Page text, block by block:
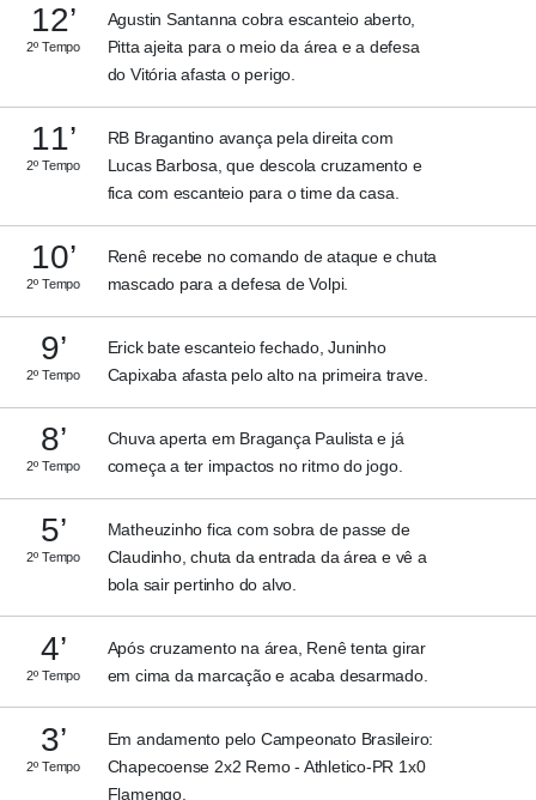
12’
2º Tempo
Agustin Santanna cobra escanteio aberto,
Pitta ajeita para o meio da área e a defesa
do Vitória afasta o perigo.
11’
2º Tempo
RB Bragantino avança pela direita com
Lucas Barbosa, que descola cruzamento e
fica com escanteio para o time da casa.
10’
2º Tempo
Renê recebe no comando de ataque e chuta
mascado para a defesa de Volpi.
9’
2º Tempo
Erick bate escanteio fechado, Juninho
Capixaba afasta pelo alto na primeira trave.
8’
2º Tempo
Chuva aperta em Bragança Paulista e já
começa a ter impactos no ritmo do jogo.
5’
2º Tempo
Matheuzinho fica com sobra de passe de
Claudinho, chuta da entrada da área e vê a
bola sair pertinho do alvo.
4’
2º Tempo
Após cruzamento na área, Renê tenta girar
em cima da marcação e acaba desarmado.
3’
2º Tempo
Em andamento pelo Campeonato Brasileiro:
Chapecoense 2x2 Remo - Athletico-PR 1x0
Flamengo.